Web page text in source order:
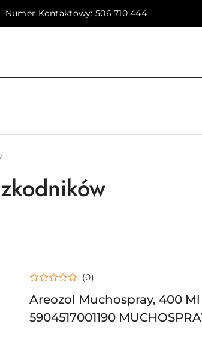
Numer Kontaktowy: 506 710 444
Areozol Muchospray, 400 Ml
5904517001190
(0)